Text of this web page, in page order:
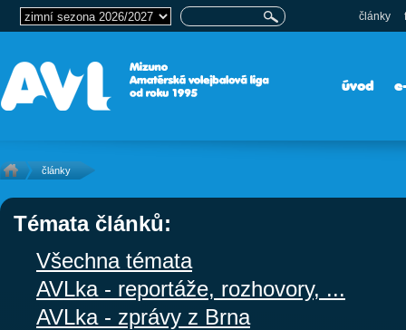
články
úvod
články
Témata článků:
Všechna témata
AVLka - reportáže, rozhovory, ...
AVLka - zprávy z Brna